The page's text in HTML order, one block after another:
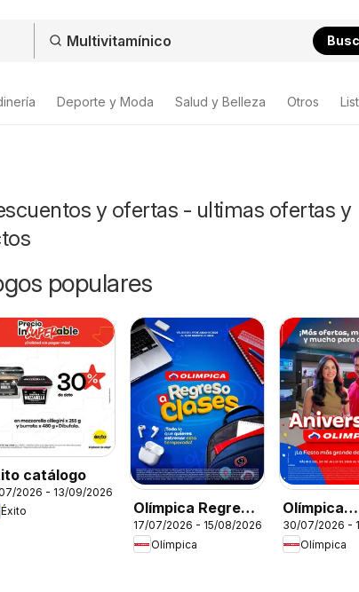
Deporte y Moda Salud y Belleza Otros
y ofertas - ultimas ofertas y
populares
catálogo
2026 - 13/09/2026
Éxito
Olímpica Regreso
a clases
17/07/2026 - 15/08/2026
Olímpica
Olímpica
Ofertas
30/07/2026 -
Olímpica